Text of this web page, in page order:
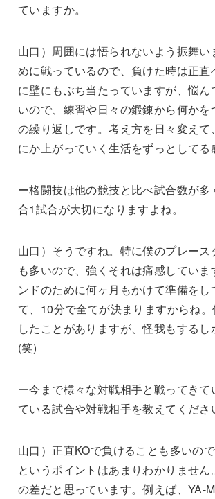
ていますか。
山口）周囲には悟られないよう振舞
めに戦っているので、負けた時は正
に壁にもぶち当たっていますが、悩
いので、練習や日々の鍛錬から何か
の繰り返しです。考え方を日々変え
にか上がっていく生活をずっとしてる
ー格闘技は他の競技と比べ試合数が
合1試合が大切になりますよね。
山口）そうですね。特に僕のプレー
も多いので、強くそれは痛感してい
ンドのために何ヶ月もかけて準備を
て、10分で全てが決まりますからね
したことがありますが、怪我もする
(笑)
ー今まで様々な対戦相手と戦ってき
ている試合や対戦相手を教えてくださ
山口）正直KOで負けることも多いの
というポイントはあまりわかりませ
の差だと思っています。例えば、YA-